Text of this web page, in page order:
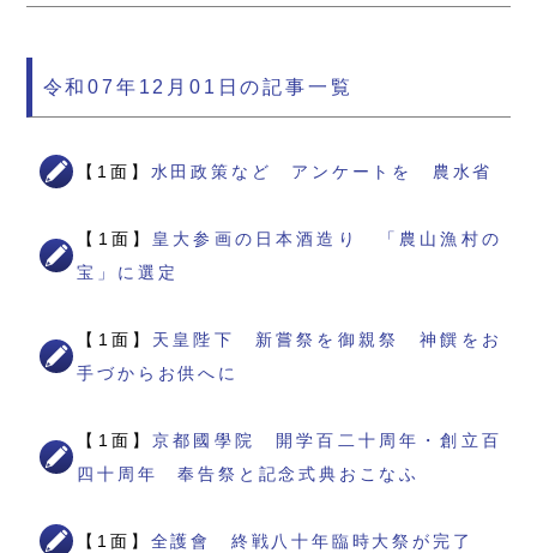
令和07年12月01日の記事一覧
【1面】 水田政策など アンケートを 農水省
【1面】 皇大参画の日本酒造り 「農山漁村の
宝」に選定
【1面】 天皇陛下 新嘗祭を御親祭 神饌をお
手づからお供へに
【1面】京都國學院 開学百二十周年・創立百
四十周年 奉告祭と記念式典おこなふ
【1面】 全護會 終戦八十年臨時大祭が完了